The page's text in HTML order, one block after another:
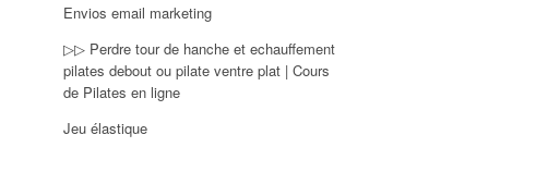
Envios email marketing
▷▷ Perdre tour de hanche et echauffement
pilates debout ou pilate ventre plat | Cours
de Pilates en ligne
Jeu élastique